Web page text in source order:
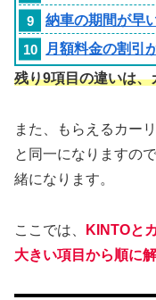
納車の期間が早
月額料金の割引
残り9項目の違いは
また、もらえるカー
と同一になりますの
緒になります。
ここでは、
KINTOと
大きい項目から順に解